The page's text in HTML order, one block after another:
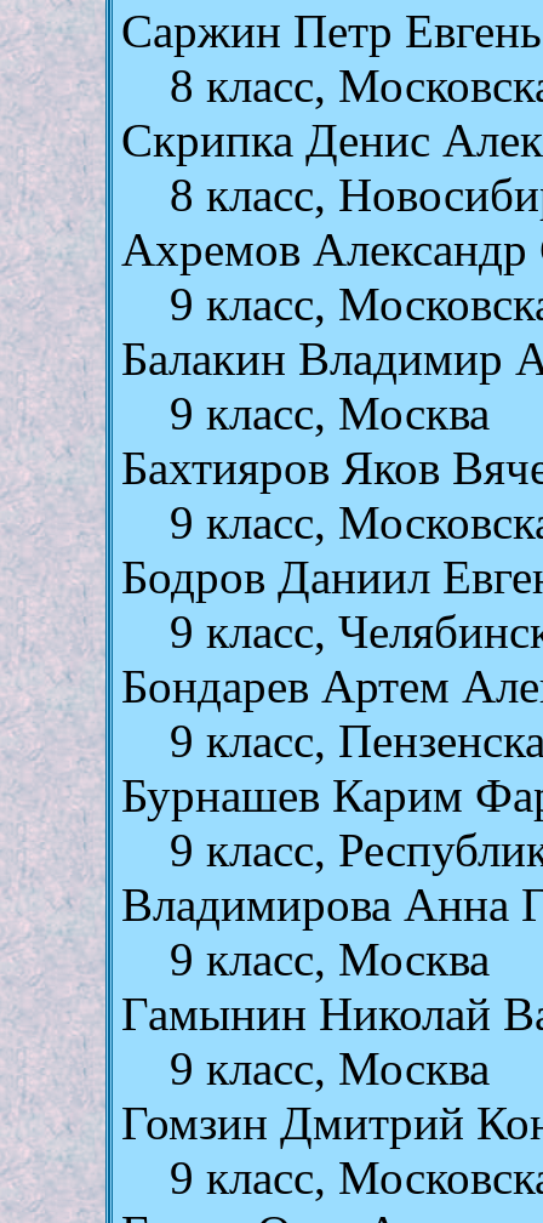
Саржин Петр
8 класс,
Скрипка Денис
8 класс,
Ахремов Александр
9 класс,
Балакин Владимир
9 класс, Москва
Бахтияров Яков
9 класс,
Бодров Даниил
9 класс,
Бондарев Артем
9 класс,
Бурнашев Карим
9 класс,
Владимирова Анна
9 класс, Москва
Гамынин Николай
9 класс, Москва
Гомзин Дмитрий
9 класс,